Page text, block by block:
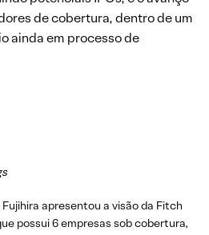
de cobertura, dentro de um
ainda em processo de
apresentou a visão da Fitch
possui 6 empresas sob cobertura,